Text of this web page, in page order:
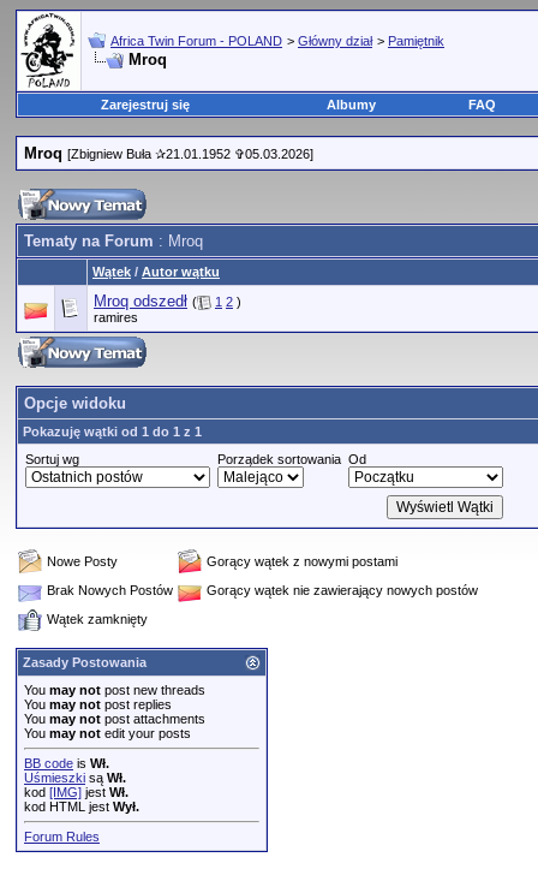
Africa Twin Forum - POLAND > Główny dział > Pamiętnik
Mroq
Zarejestruj się Albumy FAQ
Mroq [Zbigniew Buła ✰21.01.1952 ✞05.03.2026]
Tematy na Forum : Mroq
Wątek / Autor wątku
Mroq odszedł ( 1 2 )
ramires
Opcje widoku
Pokazuję wątki od 1 do 1 z 1
Sortuj wg
Porządek sortowania Od
Nowe Posty
Gorący wątek z nowymi postami
Brak Nowych Postów
Gorący wątek nie zawierający nowych postów
Wątek zamknięty
Zasady Postowania
You may not post new threads
You may not post replies
You may not post attachments
You may not edit your posts
BB code is Wł.
Uśmieszki są Wł.
kod [IMG] jest Wł.
kod HTML jest Wył.
Forum Rules